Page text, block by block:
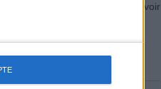
le programme « Savoir